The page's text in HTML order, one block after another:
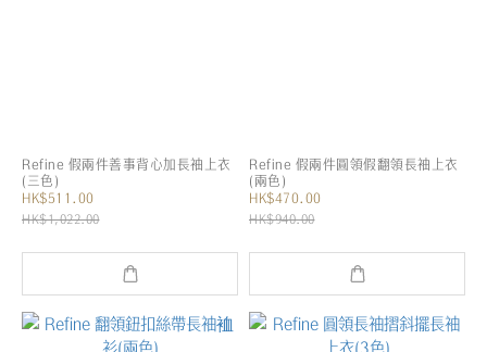
Refine 假兩件善事背心加長袖上衣
(三色)
HK$511.00
HK$1,022.00
Refine 假兩件圓領假翻領長袖上衣
(兩色)
HK$470.00
HK$940.00